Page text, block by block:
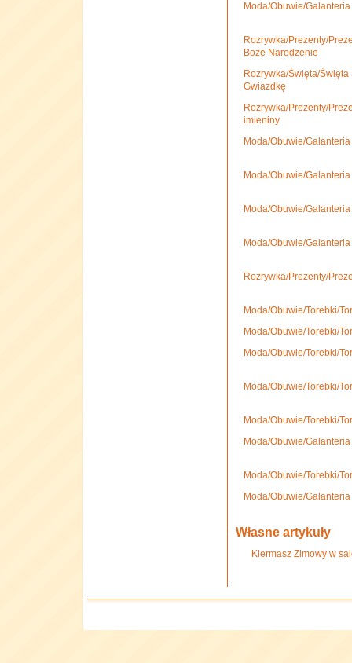
Moda/Obuwie/
Rozrywka/Prezenty/
Boże Narodzenie
Rozrywka/Święta/
Gwiazdkę
Rozrywka/Prezenty/
imieniny
Moda/Obuwie/
Moda/Obuwie/
Moda/Obuwie/
Moda/Obuwie/
Rozrywka/Prezenty/
Moda/Obuwie/Torebki/
Moda/Obuwie/Torebki/
Moda/Obuwie/Torebki/
Moda/Obuwie/Torebki/
Moda/Obuwie/Torebki/
Moda/Obuwie/
Moda/Obuwie/Torebki/
Moda/Obuwie/
Własne artykuły
Kiermasz Zimowy w